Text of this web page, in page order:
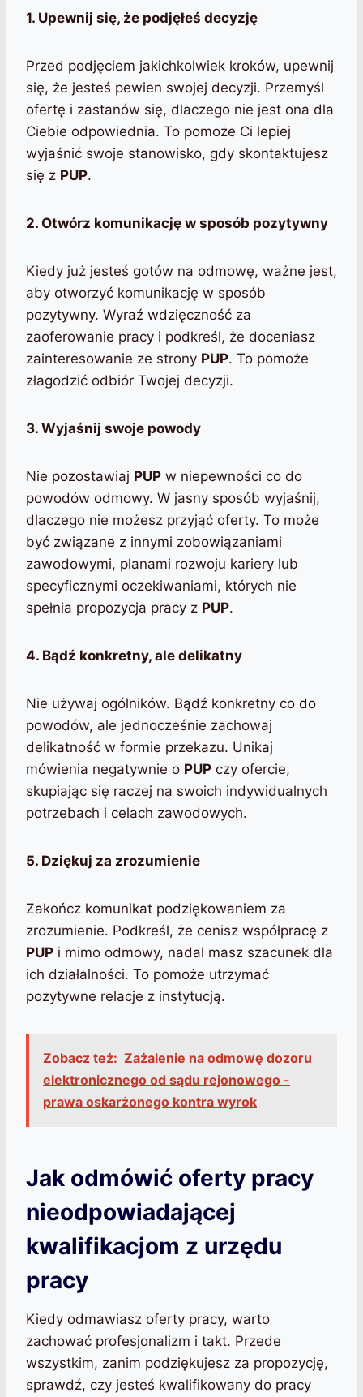
1. Upewnij się, że podjęłeś decyzję
Przed podjęciem jakichkolwiek kroków, upewnij
się, że jesteś pewien swojej decyzji. Przemyśl
ofertę i zastanów się, dlaczego nie jest ona dla
Ciebie odpowiednia. To pomoże Ci lepiej
wyjaśnić swoje stanowisko, gdy skontaktujesz
się z PUP.
2. Otwórz komunikację w sposób pozytywny
Kiedy już jesteś gotów na odmowę, ważne jest,
aby otworzyć komunikację w sposób
pozytywny. Wyraź wdzięczność za
zaoferowanie pracy i podkreśl, że doceniasz
zainteresowanie ze strony PUP. To pomoże
złagodzić odbiór Twojej decyzji.
3. Wyjaśnij swoje powody
Nie pozostawiaj PUP w niepewności co do
powodów odmowy. W jasny sposób wyjaśnij,
dlaczego nie możesz przyjąć oferty. To może
być związane z innymi zobowiązaniami
zawodowymi, planami rozwoju kariery lub
specyficznymi oczekiwaniami, których nie
spełnia propozycja pracy z PUP.
4. Bądź konkretny, ale delikatny
Nie używaj ogólników. Bądź konkretny co do
powodów, ale jednocześnie zachowaj
delikatność w formie przekazu. Unikaj
mówienia negatywnie o PUP czy ofercie,
skupiając się raczej na swoich indywidualnych
potrzebach i celach zawodowych.
5. Dziękuj za zrozumienie
Zakończ komunikat podziękowaniem za
zrozumienie. Podkreśl, że cenisz współpracę z
PUP i mimo odmowy, nadal masz szacunek dla
ich działalności. To pomoże utrzymać
pozytywne relacje z instytucją.
Zobacz też: Zażalenie na odmowę dozoru
elektronicznego od sądu rejonowego -
prawa oskarżonego kontra wyrok
Jak odmówić oferty pracy
nieodpowiadającej
kwalifikacjom z urzędu
pracy
Kiedy odmawiasz oferty pracy, warto
zachować profesjonalizm i takt. Przede
wszystkim, zanim podziękujesz za propozycję,
sprawdź, czy jesteś kwalifikowany do pracy